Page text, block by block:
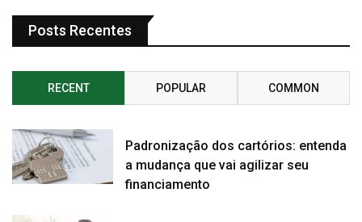
Posts Recentes
RECENT POPULAR COMMON
Padronização dos cartórios: entenda
a mudança que vai agilizar seu
financiamento